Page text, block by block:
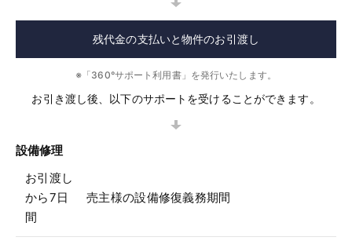
残代金の支払いと物件のお引渡し
※「360°サポート利用書」を発行いたします。
お引き渡し後、以下のサポートを受けることができます。
設備修理
お引渡し
から7日
間
売主様の設備修復義務期間